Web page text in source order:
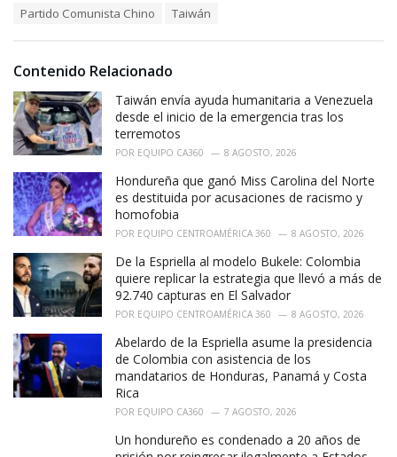
i
s
:
Partido Comunista Chino
Taiwán
Contenido Relacionado
Taiwán envía ayuda humanitaria a Venezuela
desde el inicio de la emergencia tras los
terremotos
POR EQUIPO CA360 8 AGOSTO, 2026
Hondureña que ganó Miss Carolina del Norte
es destituida por acusaciones de racismo y
homofobia
POR EQUIPO CENTROAMÉRICA 360 8 AGOSTO, 2026
De la Espriella al modelo Bukele: Colombia
quiere replicar la estrategia que llevó a más de
92.740 capturas en El Salvador
POR EQUIPO CENTROAMÉRICA 360 8 AGOSTO, 2026
Abelardo de la Espriella asume la presidencia
de Colombia con asistencia de los
mandatarios de Honduras, Panamá y Costa
Rica
POR EQUIPO CA360 7 AGOSTO, 2026
Un hondureño es condenado a 20 años de